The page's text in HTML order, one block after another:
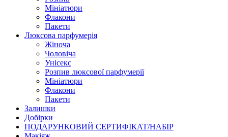
Мініатюри
Флакони
Пакети
Люксова парфумерія
Жіноча
Чоловіча
Унісекс
Розпив люксової парфумерії
Мініатюри
Флакони
Пакети
Залишки
Добірки
ПОДАРУНКОВИЙ СЕРТИФІКАТ/НАБІР